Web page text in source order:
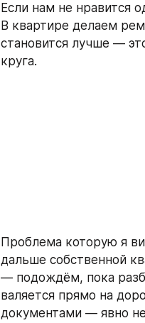
Если нам не нравится
В квартире делаем
становится лучше —
круга.
Проблема которую я
дальше собственной
— подождём, пока
валяется прямо на
документами — явно